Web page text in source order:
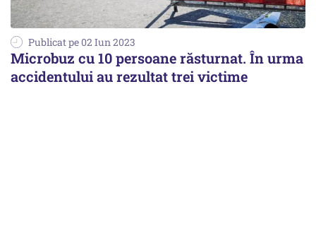
Publicat pe 02 Iun 2023
Microbuz cu 10 persoane răsturnat. În urma
accidentului au rezultat trei victime